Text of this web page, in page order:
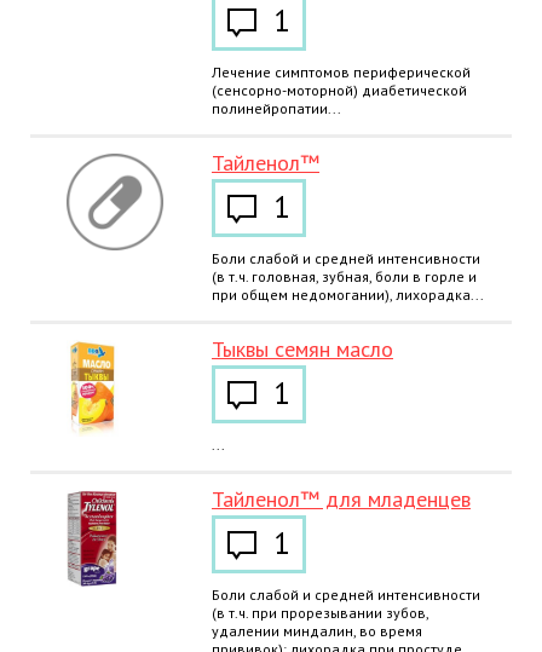
1
Лечение симптомов периферической
(сенсорно-моторной) диабетической
полинейропатии...
Тайленол™
1
Боли слабой и средней интенсивности
(в т.ч. головная, зубная, боли в горле и
при общем недомогании), лихорадка...
Тыквы семян масло
1
...
Тайленол™ для младенцев
1
Боли слабой и средней интенсивности
(в т.ч. при прорезывании зубов,
удалении миндалин, во время